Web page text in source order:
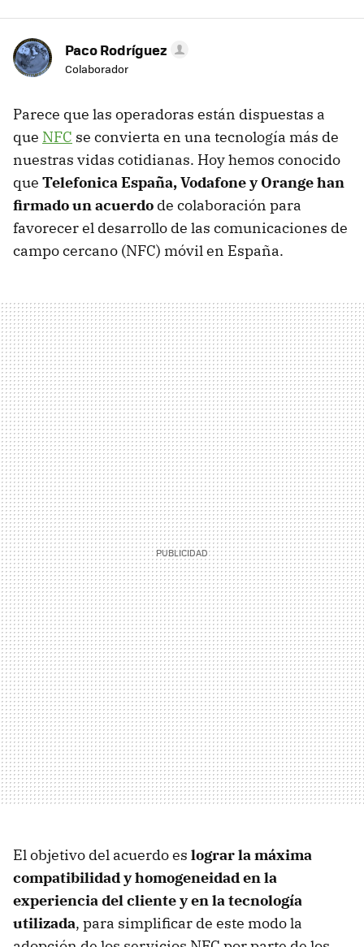
Paco Rodríguez
Colaborador
Parece que las operadoras están dispuestas a
que NFC se convierta en una tecnología más de
nuestras vidas cotidianas. Hoy hemos conocido
que Telefonica España, Vodafone y Orange han
firmado un acuerdo de colaboración para
favorecer el desarrollo de las comunicaciones de
campo cercano (NFC) móvil en España.
El objetivo del acuerdo es lograr la máxima
compatibilidad y homogeneidad en la
experiencia del cliente y en la tecnología
utilizada, para simplificar de este modo la